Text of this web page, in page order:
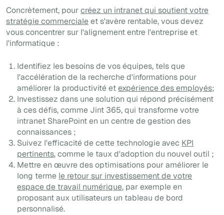
Concrètement, pourcréez un intranet qui soutient votre
stratégie commercialeet s'avère rentable, vous devez
vous concentrer sur l'alignement entre l'entreprise et
l'informatique :
Identifiez les besoins de vos équipes, tels que
l'accélération de la recherche d'informations pour
améliorer la productivité etexpérience des employés;
Investissez dans une solution qui répond précisément
à ces défis, comme Jint 365, qui transforme votre
intranet SharePoint en un centre de gestion des
connaissances ;
Suivez l'efficacité de cette technologie avec KPI
pertinents, comme le taux d'adoption du nouvel outil ;
Mettre en œuvre des optimisations pour améliorer le
long terme le retour sur investissement de votre
espace de travail numérique, par exemple en
proposant aux utilisateurs un tableau de bord
personnalisé.